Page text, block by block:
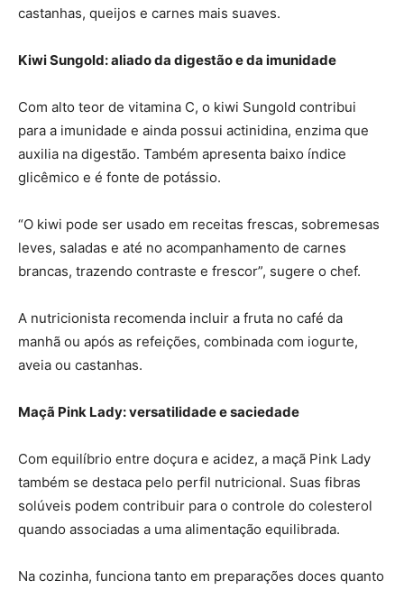
castanhas, queijos e carnes mais suaves.
Kiwi Sungold: aliado da digestão e da imunidade
Com alto teor de vitamina C, o kiwi Sungold contribui
para a imunidade e ainda possui actinidina, enzima que
auxilia na digestão. Também apresenta baixo índice
glicêmico e é fonte de potássio.
“O kiwi pode ser usado em receitas frescas, sobremesas
leves, saladas e até no acompanhamento de carnes
brancas, trazendo contraste e frescor”, sugere o chef.
A nutricionista recomenda incluir a fruta no café da
manhã ou após as refeições, combinada com iogurte,
aveia ou castanhas.
Maçã Pink Lady: versatilidade e saciedade
Com equilíbrio entre doçura e acidez, a maçã Pink Lady
também se destaca pelo perfil nutricional. Suas fibras
solúveis podem contribuir para o controle do colesterol
quando associadas a uma alimentação equilibrada.
Na cozinha, funciona tanto em preparações doces quanto